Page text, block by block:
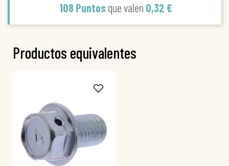
108 Puntos que valen 0,32 €
Productos equivalentes